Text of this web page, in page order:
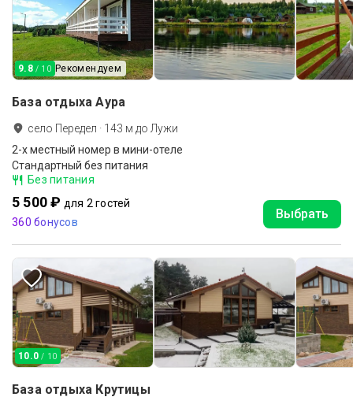
9.8 / 10 Рекомендуем
База отдыха Аура
село Передел · 143 м до Лужи
2-х местный номер в мини-отеле
Стандартный без питания
Без питания
5 500 ₽ для 2 гостей
360 бонусов
Выбрать
10.0 / 10
База отдыха Крутицы